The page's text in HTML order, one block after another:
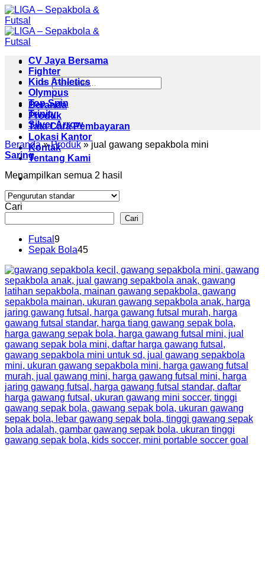
Skip
to
content
Pencarian
untuk:
Beranda
Produk
Tata Cara Pembayaran
Lokasi Kantor
Kontak
Tentang Kami
CV Jaya Bersama
Fighter
Kids Athletics
Olympus
Top Spin
Trinity
Silver Arrow
Beranda » Produk » jual gawang sepakbola mini
Saring
Menampilkan semua 2 hasil
Cari
Cari
Futsal 99
Produk
Sepak Bola4545